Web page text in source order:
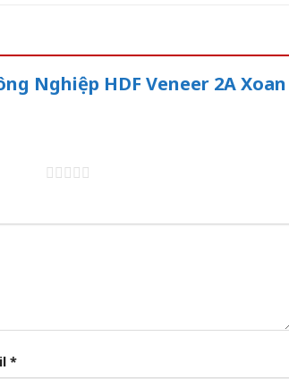
Nghiệp HDF Veneer 2A Xoan
*